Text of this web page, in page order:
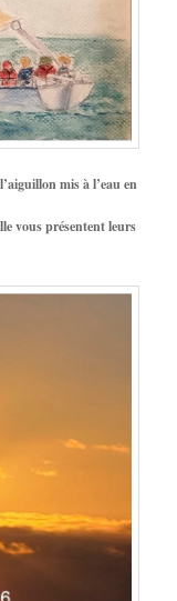
mis à l’eau en
vous présentent leurs